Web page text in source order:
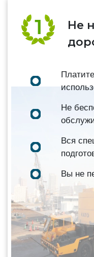
Не
Не
Вся
Вы не